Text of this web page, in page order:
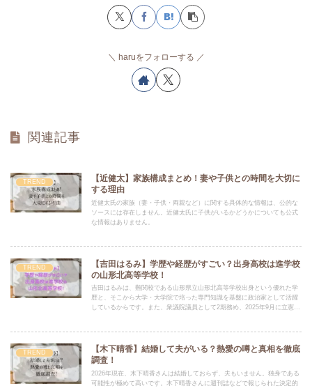
haruをフォローする
関連記事
TREND
【近健太】家族構成まとめ！妻や子供との時間を大切に
する理由
近健太氏の家族（妻・子供・両親など）に関する具体的な情報は、公的な
ソースには存在しません。近健太氏に子供がいるかどうかについても公式
な情報はありません。
TREND
【吉田はるみ】学歴や経歴がすごい？出身高校は進学校
の山形北高等学校！
吉田はるみは、難関校である山形県立山形北高等学校出身という優れた学
歴と、そこから大学・大学院で培った専門知識を基盤に政治家として活躍
しているからです。また、衆議院議員として2期務め、2025年9月に立憲民
TREND
【木下晴香】結婚して夫がいる？熱愛の噂と真相を徹底
調査！
2026年現在、木下晴香さんは結婚しておらず、夫もいません。独身である
可能性が極めて高いです。木下晴香さんに週刊誌などで報じられた決定的